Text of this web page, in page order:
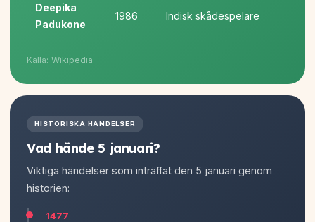
Deepika
Padukone
1986 Indisk skådespelare
Källa: Wikipedia
HISTORISKA HÄNDELSER
Vad hände 5 januari?
Viktiga händelser som inträffat den 5 januari genom
historien:
1477